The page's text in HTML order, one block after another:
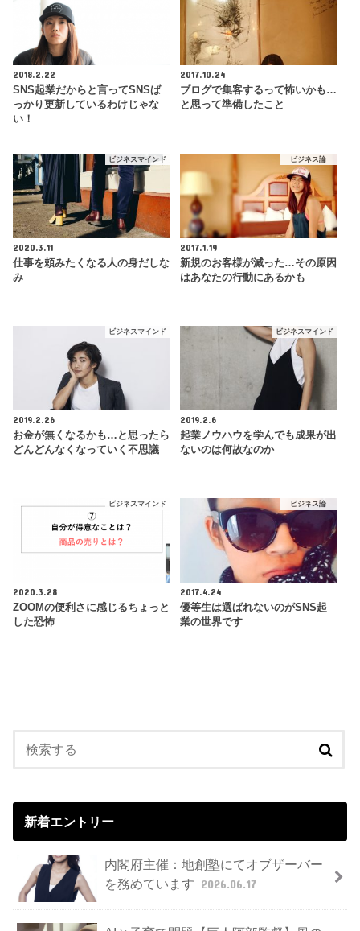
2018.2.22
SNS起業だからと言ってSNSば
っかり更新しているわけじゃな
い！
2017.10.24
ブログで集客するって怖いかも…
と思って準備したこと
ビジネスマインド
2020.3.11
仕事を頼みたくなる人の身だしな
み
ビジネス論
2017.1.19
新規のお客様が減った…その原因
はあなたの行動にあるかも
ビジネスマインド
2019.2.26
お金が無くなるかも…と思ったら
どんどんなくなっていく不思議
ビジネスマインド
2019.2.6
起業ノウハウを学んでも成果が出
ないのは何故なのか
ビジネスマインド
2020.3.28
ZOOMの便利さに感じるちょっと
した恐怖
ビジネス論
2017.4.24
優等生は選ばれないのがSNS起
業の世界です
新着エントリー
内閣府主催：地創塾にてオブザーバー
を務めています 2026.06.17